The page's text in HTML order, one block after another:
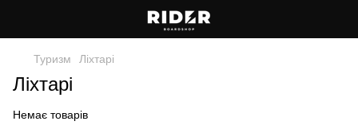
Туризм Ліхтарі
Ліхтарі
Немає товарів